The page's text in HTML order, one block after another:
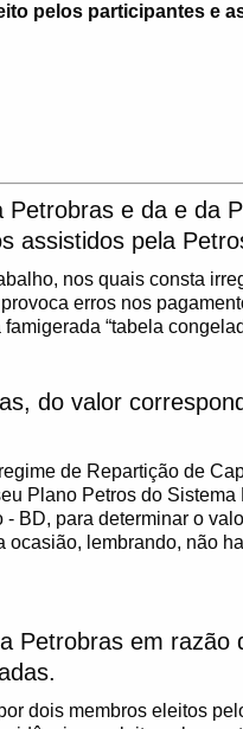
pelos participantes e
e da e da
assistidos pela
nos quais consta
erros nos
“tabela
do valor
de Repartição de
Plano Petros do Sistema
BD, para determinar o
ocasião, lembrando, não
Petrobras em razão
dois membros eleitos